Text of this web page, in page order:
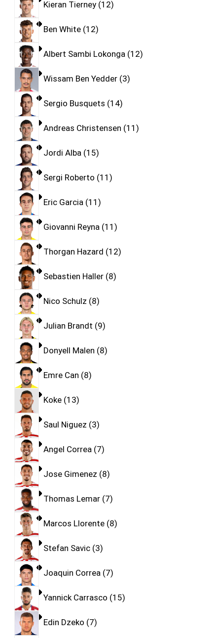
Kieran Tierney 12
Ben White 12
Albert Sambi Lokonga 12
Wissam Ben Yedder 3
Sergio Busquets 14
Andreas Christensen 11
Jordi Alba 15
Sergi Roberto 11
Eric Garcia 11
Giovanni Reyna 11
Thorgan Hazard 12
Sebastien Haller 8
Nico Schulz 8
Julian Brandt 9
Donyell Malen 8
Emre Can 8
Koke 13
Saul Niguez 3
Angel Correa 7
Jose Gimenez 8
Thomas Lemar 7
Marcos Llorente 8
Stefan Savic 3
Joaquin Correa 7
Yannick Carrasco 15
Edin Dzeko 7